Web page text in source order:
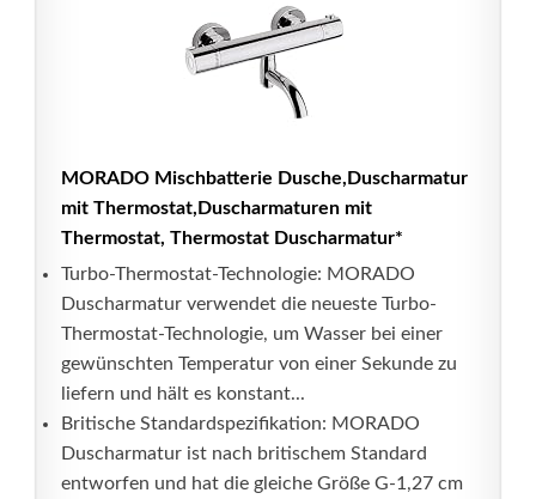
MORADO Mischbatterie Dusche,Duscharmatur
mit Thermostat,Duscharmaturen mit
Thermostat, Thermostat Duscharmatur*
Turbo-Thermostat-Technologie: MORADO
Duscharmatur verwendet die neueste Turbo-
Thermostat-Technologie, um Wasser bei einer
gewünschten Temperatur von einer Sekunde zu
liefern und hält es konstant...
Britische Standardspezifikation: MORADO
Duscharmatur ist nach britischem Standard
entworfen und hat die gleiche Größe G-1,27 cm